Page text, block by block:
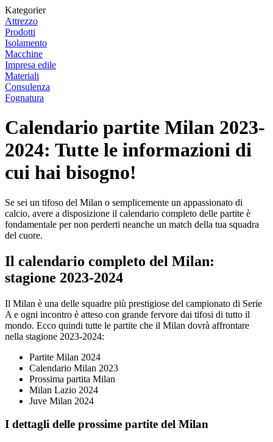
Kategorier
Attrezzo
Prodotti
Isolamento
Macchine
Impresa edile
Materiali
Consulenza
Fognatura
Calendario partite Milan 2023-
2024: Tutte le informazioni di
cui hai bisogno!
Se sei un tifoso del Milan o semplicemente un appassionato di
calcio, avere a disposizione il calendario completo delle partite è
fondamentale per non perderti neanche un match della tua squadra
del cuore.
Il calendario completo del Milan:
stagione 2023-2024
Il Milan è una delle squadre più prestigiose del campionato di Serie
A e ogni incontro è atteso con grande fervore dai tifosi di tutto il
mondo. Ecco quindi tutte le partite che il Milan dovrà affrontare
nella stagione 2023-2024:
Partite Milan 2024
Calendario Milan 2023
Prossima partita Milan
Milan Lazio 2024
Juve Milan 2024
I dettagli delle prossime partite del Milan